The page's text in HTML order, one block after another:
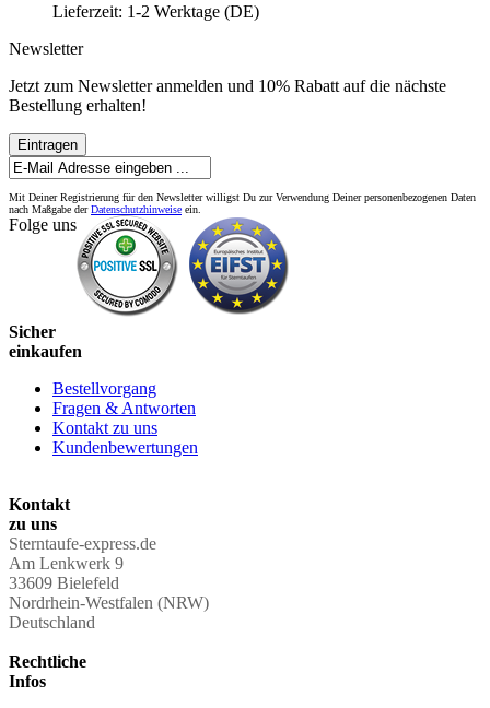
Lieferzeit: 1-2 Werktage (DE)
Newsletter
Jetzt zum Newsletter anmelden und 10% Rabatt auf die nächste
Bestellung erhalten!
Eintragen
Mit Deiner Registrierung für den Newsletter willigst Du zur Verwendung Deiner personenbezogenen Daten
nach Maßgabe derDatenschutzhinweise ein.
Folge uns
Sicher
einkaufen
Bestellvorgang
Fragen & Antworten
Kontakt zu uns
Kundenbewertungen
Kontakt
zu uns
Sterntaufe-express.de
Am Lenkwerk 9
33609 Bielefeld
Nordrhein-Westfalen (NRW)
Deutschland
Rechtliche
Infos